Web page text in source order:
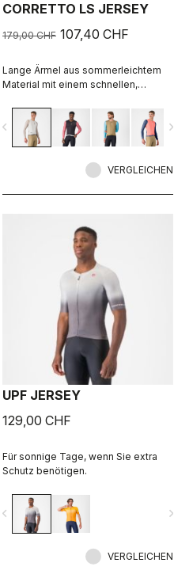
CORRETTO LS JERSEY
179,00 CHF 107,40 CHF
Lange Ärmel aus sommerleichtem
Material mit einem schnellen,
navigate_next
VERGLEICHEN
UPF JERSEY
129,00 CHF
Für sonnige Tage, wenn Sie extra
Schutz benötigen.
navigate_next
VERGLEICHEN